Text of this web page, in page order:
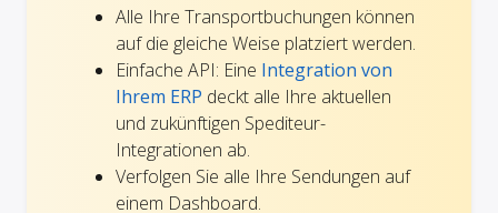
Alle Ihre Transportbuchungen können
auf die gleiche Weise platziert werden.
Einfache API: Eine Integration von
Ihrem ERP deckt alle Ihre aktuellen
und zukünftigen Spediteur-
Integrationen ab.
Verfolgen Sie alle Ihre Sendungen auf
einem Dashboard.